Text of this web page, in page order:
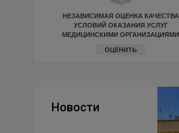
НЕЗАВИСИМАЯ ОЦЕНКА КАЧЕСТВА
УСЛОВИЙ ОКАЗАНИЯ УСЛУГ
МЕДИЦИНСКИМИ ОРГАНИЗАЦИЯМИ
ОЦЕНИТЬ
Новости